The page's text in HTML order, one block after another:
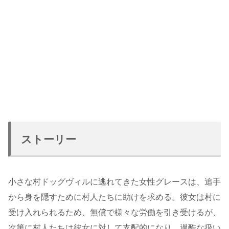
ストーリー
小さな村ドッグヴィルに逃れてきた女性グレースは、追手
から身を隠すために村人たちに助けを求める。彼女は村に
受け入れられるため、無償で様々な労働を引き受けるが、